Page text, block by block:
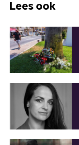
Lees ook